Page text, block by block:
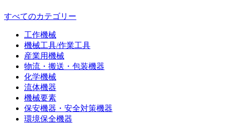
すべてのカテゴリー
工作機械
機械工具/作業工具
産業用機械
物流・搬送・包装機器
化学機械
流体機器
機械要素
保安機器・安全対策機器
環境保全機器